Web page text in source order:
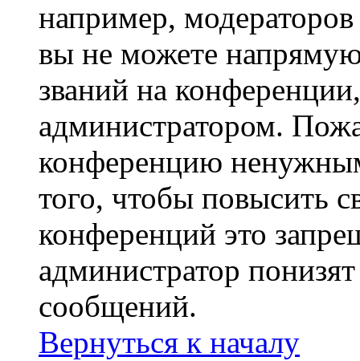
например,
вы не можете
званий на
администратором.
конференцию
того, чтобы повысить
конференций это
администратор
сообщений.
Вернуться к началу